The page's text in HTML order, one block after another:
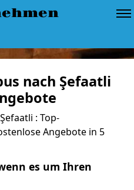
nach Şefaatli
: Top-
Angebote in 5
es um Ihren